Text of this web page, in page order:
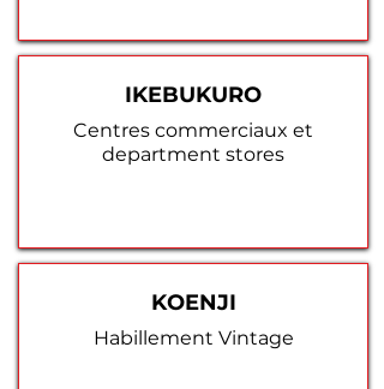
IKEBUKURO
Centres commerciaux et
department stores
KOENJI
Habillement Vintage